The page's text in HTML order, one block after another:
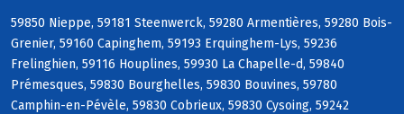
59850 Nieppe, 59181 Steenwerck, 59280 Armentières, 59280 Bois-
Grenier, 59160 Capinghem, 59193 Erquinghem-Lys, 59236
Frelinghien, 59116 Houplines, 59930 La Chapelle-d, 59840
Prémesques, 59830 Bourghelles, 59830 Bouvines, 59780
Camphin-en-Pévèle, 59830 Cobrieux, 59830 Cysoing, 59242